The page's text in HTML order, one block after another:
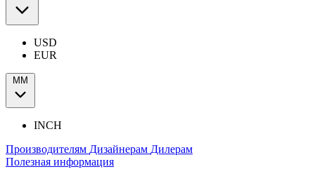
USD
EUR
ММ
INCH
Производителям Дизайнерам Дилерам
Полезная информация